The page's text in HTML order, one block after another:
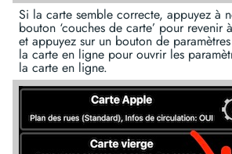
Si la carte semble correcte, appuyez à
bouton ‘couches de carte’ pour revenir
et appuyez sur un bouton de
la carte en ligne pour ouvrir les
la carte en ligne.